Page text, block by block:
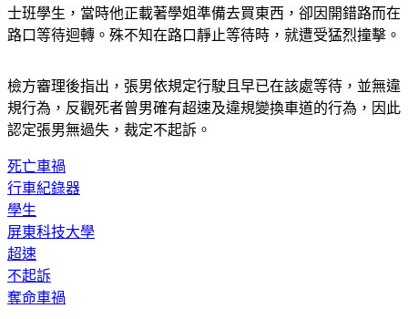
路口等待迴轉。殊不知在路口靜止等待時，就遭受猛烈撞擊。
規行為，反觀死者曾男確有超速及違規變換車道的行為，因此
認定張男無過失，裁定不起訴。
行車紀錄器
學生
屏東科技大學
超速
不起訴
奪命車禍